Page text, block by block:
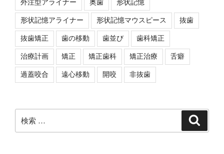
外注型アライナー 奥歯 形状記憶
形状記憶アライナー 形状記憶マウスピース 抜歯
抜歯矯正 歯の移動 歯並び 歯科矯正
治療計画 矯正 矯正歯科 矯正治療 舌癖
過蓋咬合 遠心移動 開咬 非抜歯
索: